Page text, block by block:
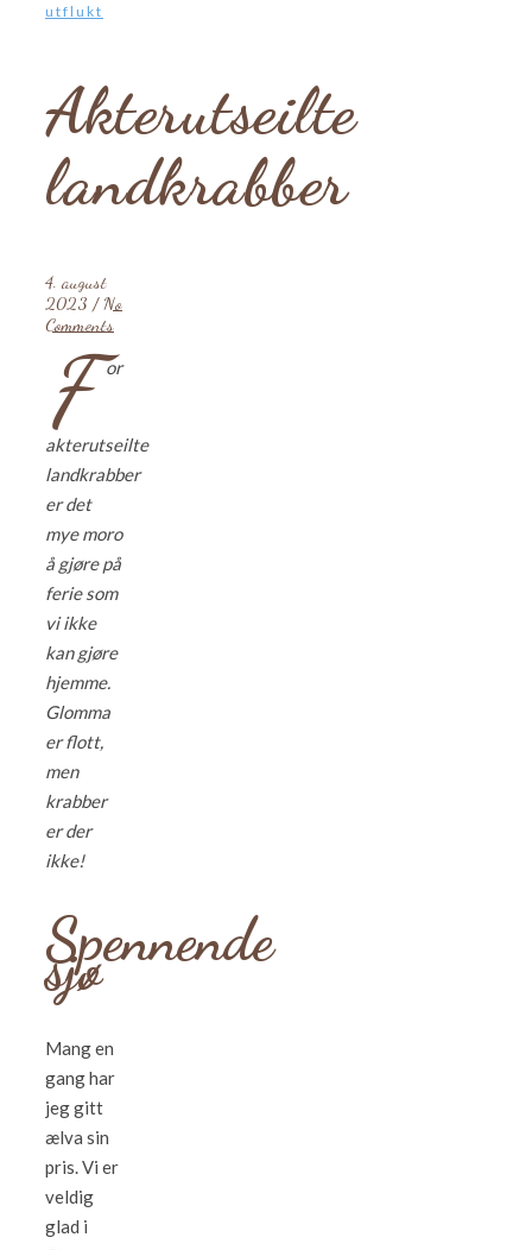
utflukt
Akterutseilte
landkrabber
4. august
2023 / No
Comments
F or
akterutseilte
landkrabber
er det
mye moro
å gjøre på
ferie som
vi ikke
kan gjøre
hjemme.
Glomma
er flott,
men
krabber
er der
ikke!
Spennende
sjø
Mang en
gang har
jeg gitt
ælva sin
pris. Vi er
veldig
glad i